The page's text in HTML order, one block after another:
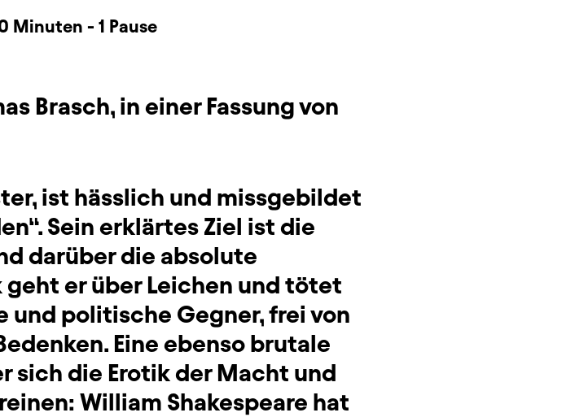
Minuten - 1 Pause
Brasch, in einer Fassung von
ist hässlich und missgebildet
Sein erklärtes Ziel ist die
darüber die absolute
geht er über Leichen und tötet
und politische Gegner, frei von
Eine ebenso brutale
sich die Erotik der Macht und
William Shakespeare hat